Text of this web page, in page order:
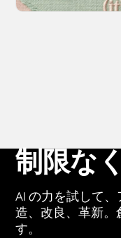
制限な
AI の力を試して
造、改良、革新。
す。